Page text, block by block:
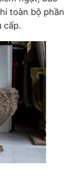
toàn bộ phần
cấp.